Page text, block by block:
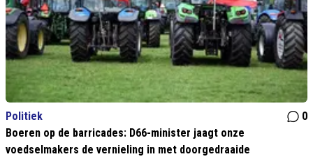
Politiek
0
Boeren op de barricades: D66-minister jaagt onze
voedselmakers de vernieling in met doorgedraaide